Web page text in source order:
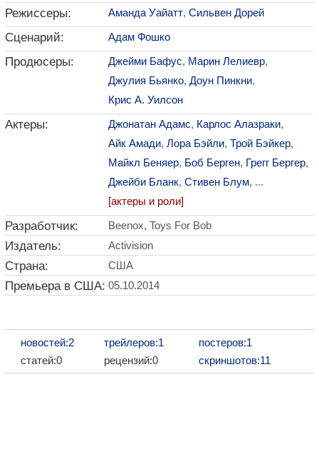
Режиссеры: Аманда Уайатт, Сильвен Дорей
Сценарий: Адам Фошко
Продюсеры: Джейми Бафус, Марин Лелиевр,
Джулия Бьянко, Доун Пинкни,
Крис А. Уилсон
Актеры: Джонатан Адамс, Карлос Алазраки,
Айк Амади, Лора Бэйли, Трой Бэйкер,
Майкл Беняер, Боб Берген, Грегг Бергер,
Джейби Бланк, Стивен Блум, ...
[актеры и роли]
Разработчик: Beenox, Toys For Bob
Издатель: Activision
Страна: США
Премьера в США: 05.10.2014
новостей:2
статей:0
трейлеров:1
рецензий:0
постеров:1
скриншотов:11